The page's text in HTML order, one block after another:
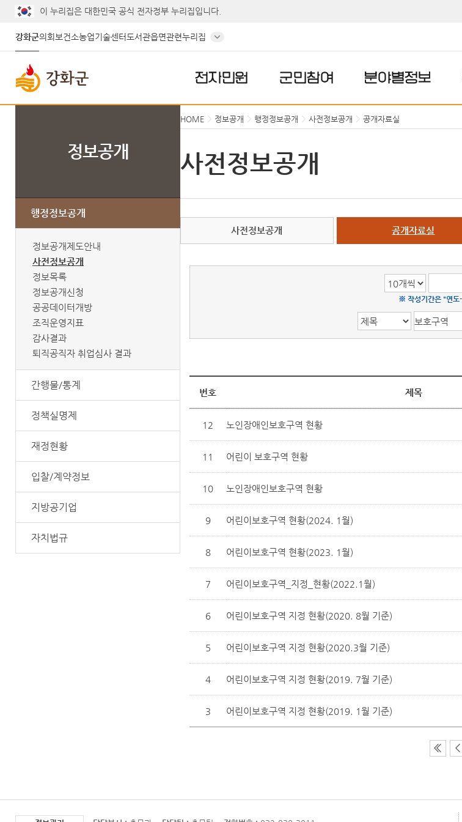
이 누리집은 대한민국 공식 전자정부 누리집입니다.
강화군의회 보건소농업기술센터 도서관읍면관련누리집
전자민원 군민참여 분야별정보
정보공개
행정정보공개
정보공개제도안내
사전정보공개
정보목록
정보공개신청
공공데이터개방
조직운영지표
감사결과
퇴직공직자 취업심사 결과
간행물/통계
정책실명제
재정현황
입찰/계약정보
지방공기업
자치법규
HOME 정보공개 행정정보공개 사전정보공개 공개자료실
사전정보공개
사전정보공개 공개자료실
게시글의 제목, 작성자, 내용으로 검색하세요.
※ 작성기간은 "연도
번호 제목
12 노인장애인보호구역 현황
11 어린이 보호구역 현황
10 노인장애인보호구역 현황
9 어린이보호구역 현황(2024. 1월)
8 어린이보호구역 현황(2023. 1월)
7 어린이보호구역_지정_현황(2022.1월)
6 어린이보호구역 지정 현황(2020. 8월 기준)
5 어린이보호구역 지정 현황(2020.3월 기준)
4 어린이보호구역 지정 현황(2019. 7월 기준)
3 어린이보호구역 지정 현황(2019. 1월 기준)